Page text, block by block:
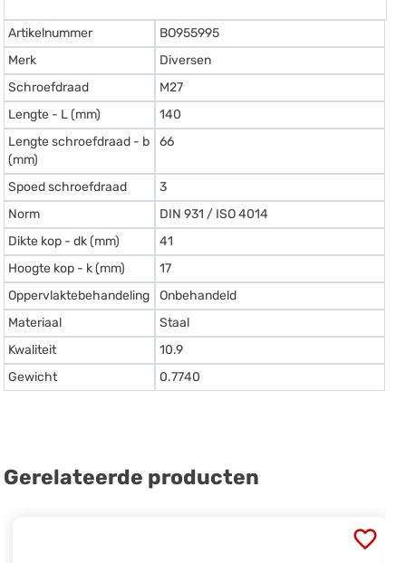
Artikelnummer
BO955995
Merk
Diversen
Schroefdraad
M27
Lengte - L (mm)
140
Lengte schroefdraad - b
(mm)
66
Spoed schroefdraad
3
Norm
DIN 931 / ISO 4014
Dikte kop - dk (mm)
41
Hoogte kop - k (mm)
17
Oppervlaktebehandeling
Onbehandeld
Materiaal
Staal
Kwaliteit
10.9
Gewicht
0.7740
Gerelateerde producten